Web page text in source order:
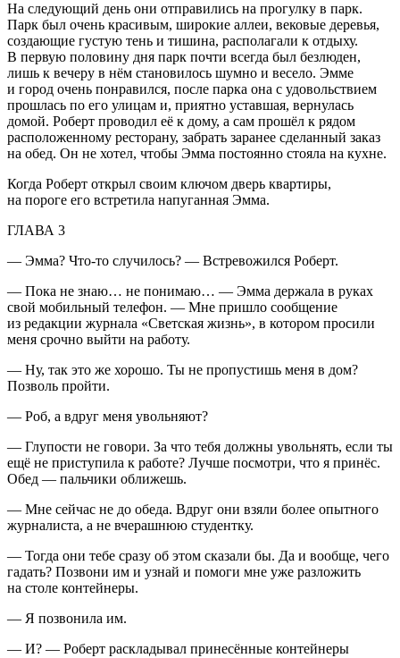
На следующий день они отправились на прогулку в парк.
Парк был очень красивым, широкие аллеи, вековые деревья,
создающие густую тень и тишина, располагали к отдыху.
В первую половину дня парк почти всегда был безлюден,
лишь к вечеру в нём становилось шумно и весело. Эмме
и город очень понравился, после парка она с удовольствием
прошлась по его улицам и, приятно уставшая, вернулась
домой. Роберт проводил её к дому, а сам прошёл к рядом
расположенному ресторану, забрать заранее сделанный заказ
на обед. Он не хотел, чтобы Эмма постоянно стояла на кухне.
Когда Роберт открыл своим ключом дверь квартиры,
на пороге его встретила напуганная Эмма.
ГЛАВА 3
— Эмма? Что-то случилось? — Встревожился Роберт.
— Пока не знаю… не понимаю… — Эмма держала в руках
свой мобильный телефон. — Мне пришло сообщение
из редакции журнала «Светская жизнь», в котором просили
меня срочно выйти на работу.
— Ну, так это же хорошо. Ты не пропустишь меня в дом?
Позволь пройти.
— Роб, а вдруг меня увольняют?
— Глупости не говори. За что тебя должны увольнять, если ты
ещё не приступила к работе? Лучше посмотри, что я принёс.
Обед — пальчики оближешь.
— Мне сейчас не до обеда. Вдруг они взяли более опытного
журналиста, а не вчерашнюю студентку.
— Тогда они тебе сразу об этом сказали бы. Да и вообще, чего
гадать? Позвони им и узнай и помоги мне уже разложить
на столе контейнеры.
— Я позвонила им.
— И? — Роберт раскладывал принесённые контейнеры